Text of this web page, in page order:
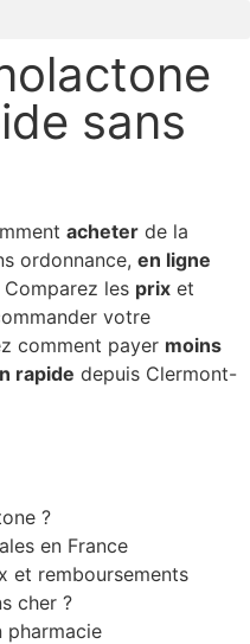
sans
acheter de la
ordonnance, en ligne
les prix et
votre
comment payer moins
rapide depuis Clermont-
?
en France
et remboursements
cher ?
pharmacie